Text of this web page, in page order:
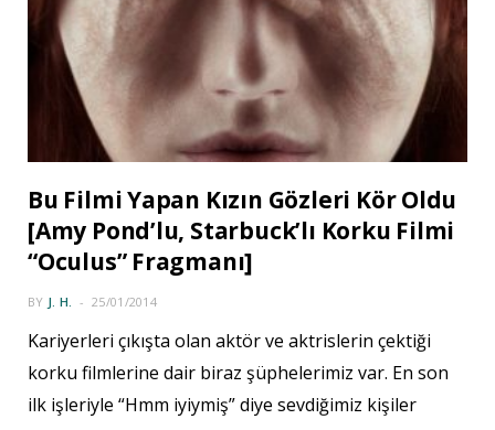
Bu Filmi Yapan Kızın Gözleri Kör Oldu
[Amy Pond’lu, Starbuck’lı Korku Filmi
“Oculus” Fragmanı]
BY J. H. 25/01/2014
Kariyerleri çıkışta olan aktör ve aktrislerin çektiği
korku filmlerine dair biraz şüphelerimiz var. En son
ilk işleriyle “Hmm iyiymiş” diye sevdiğimiz kişiler